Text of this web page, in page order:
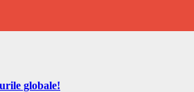
globale!